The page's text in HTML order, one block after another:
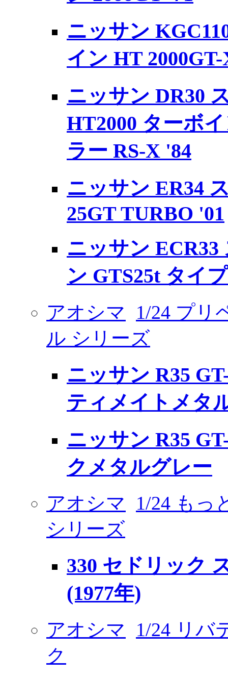
ニッサン
イン HT
ニッサン DR30
HT2000 ターボ
ラー RS-X '84
ニッサン ER34
25GT TURBO '01
ニッサン ECR33
ン GTS25t タイ
アオシマ
1/24 プリ
ル シリーズ
ニッサン R35
ティメイトメタ
ニッサン R35
クメタルグレー
アオシマ
1/24 もっ
シリーズ
330 セドリック
(1977年)
アオシマ
1/24 リバ
ク